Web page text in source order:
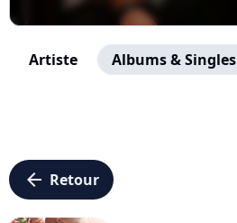
Artiste Albums & Singles
arrow_left Retour